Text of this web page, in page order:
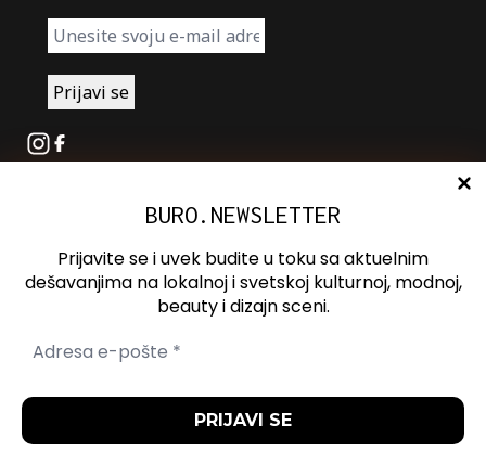
Instagram
Facebook
Oglašavanje
Kontakt
Spotify
BURO.NEWSLETTER
Prijavite se i uvek budite u toku sa aktuelnim
dešavanjima na lokalnoj i svetskoj kulturnoj, modnoj,
beauty i dizajn sceni.